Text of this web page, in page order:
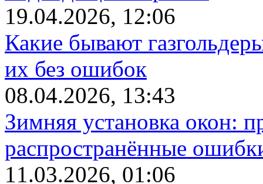
19.04.2026, 12:06
Какие бывают
их без ошибок
08.04.2026, 13:43
Зимняя установка окон:
распространённые
11.03.2026, 01:06